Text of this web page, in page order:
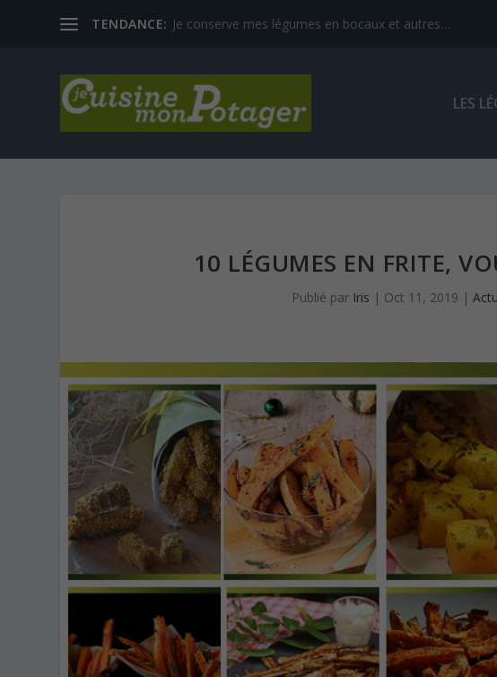
TENDANCE: Je conserve mes légumes en bocaux et autres…
LES
10 LÉGUMES EN FRITE,
Publié par Iris | Oct 11, 2019 |